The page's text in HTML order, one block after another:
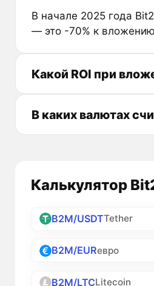
В начале 2025 года
— это -70% к
Какой ROI при
В каких валютах
Калькулятор
B2M/USDTTether
B2M/EURевро
B2M/LTCLitecoin